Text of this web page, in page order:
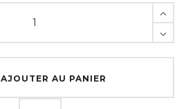
AJOUTER AU PANIER